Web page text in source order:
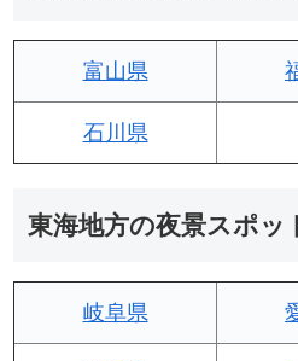
富山県
石川県
東海地方の夜景スポッ
岐阜県